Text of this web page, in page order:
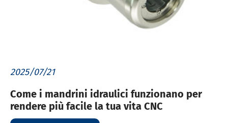
2025/07/21
Come i mandrini idraulici funzionano per
rendere più facile la tua vita CNC